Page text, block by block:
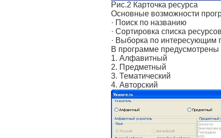
Рис.2 Карточка ресурса
Основные возможности
· Поиск по названию
· Сортировка списка
· Выборка по интересующим
В программе предусмотрены
1. Алфавитный
2. Предметный
3. Тематический
4. Авторский